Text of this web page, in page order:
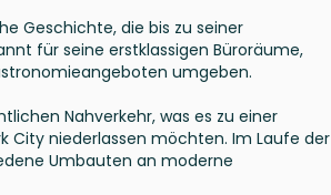
Geschichte, die bis zu seiner
für seine erstklassigen Büroräume,
umgeben.
Nahverkehr, was es zu einer
City niederlassen möchten. Im Laufe der
Umbauten an moderne